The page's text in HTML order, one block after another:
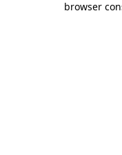
browser